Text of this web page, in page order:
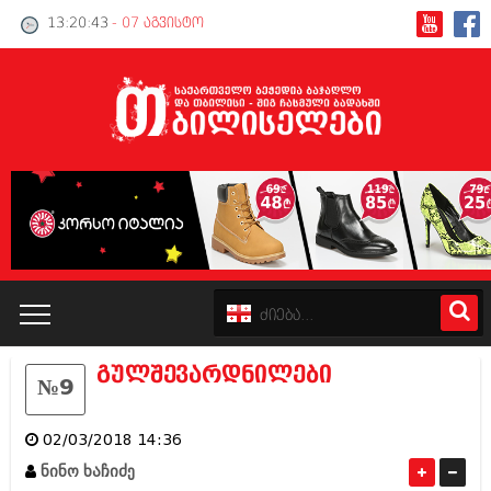
13:20:43 - 07 აგვისტო
კატალოგი
პოლიტიკა
ინტერვიუები
№9
გულშევარდნილები
02/03/2018 14:36
ნინო ხაჩიძე